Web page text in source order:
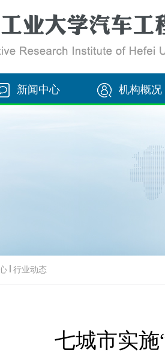
新闻中心 机构概况
行业动态
七城市实